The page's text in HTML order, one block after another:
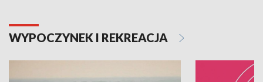
WYPOCZYNEK I REKREACJA